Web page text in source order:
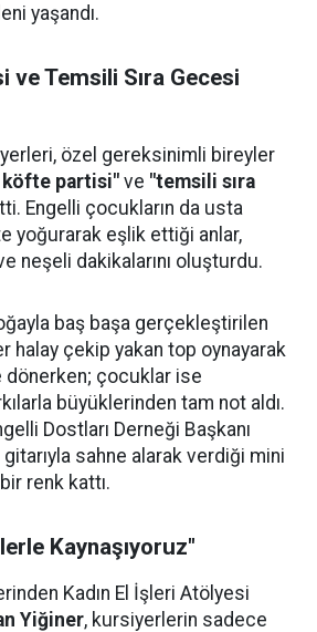
yaşandı.
Temsili Sıra Gecesi
özel gereksinimli bireyler
köfte partisi" ve "temsili sıra
Engelli çocukların da usta
yoğurarak eşlik ettiği anlar,
neşeli dakikalarını oluşturdu.
baş başa gerçekleştirilen
halay çekip yakan top oynayarak
çocuklar ise
büyüklerinden tam not aldı.
Dostları Derneği Başkanı
sahne alarak verdiği mini
renk kattı.
Kaynaşıyoruz"
Kadın El İşleri Atölyesi
Yiğiner, kursiyerlerin sadece